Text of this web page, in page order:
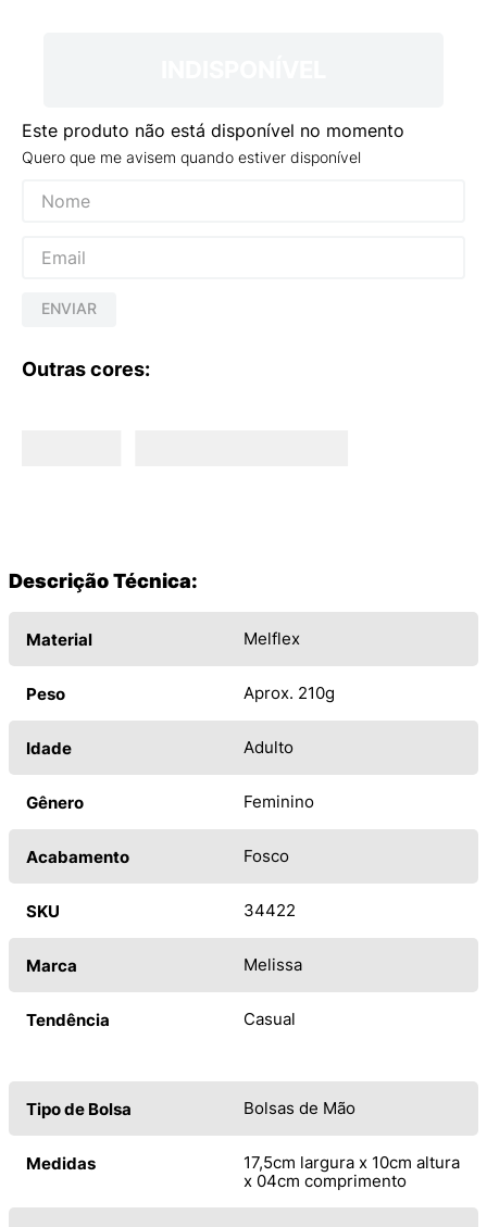
Este produto não está disponível no momento
Quero que me avisem quando estiver disponível
ENVIAR
Outras cores:
Descrição Técnica:
Material Melflex
Peso Aprox. 210g
Idade Adulto
Gênero Feminino
Acabamento Fosco
SKU 34422
Marca Melissa
Tendência Casual
Tipo de Bolsa Bolsas de Mão
Medidas
17,5cm largura x 10cm altura
x 04cm comprimento